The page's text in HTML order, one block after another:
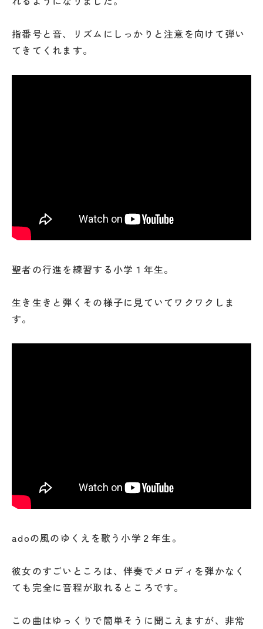
指番号と音、リズムにしっかりと注意を向けて弾い
てきてくれます。
聖者の行進を練習する小学１年生。
生き生きと弾くその様子に見ていてワクワクしま
す。
adoの風のゆくえを歌う小学２年生。
彼女のすごいところは、伴奏でメロディを弾かなく
ても完全に音程が取れるところです。
この曲はゆっくりで簡単そうに聞こえますが、非常